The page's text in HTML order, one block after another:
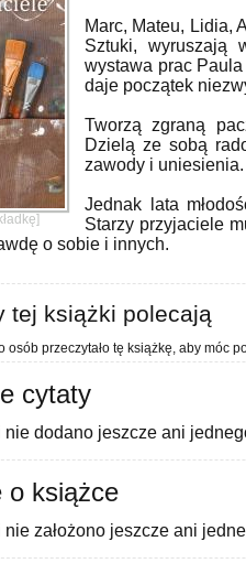
]
Marc, Mateu, Lidia,
Sztuki, wyruszają
wystawa prac
daje początek
Tworzą zgraną
Dzielą ze sobą
zawody i uniesienia.
Jednak lata
Starzy przyjaciele
o sobie i innych.
tej książki polecają
osób przeczytało tę książkę, aby móc
cytaty
nie dodano jeszcze ani
o książce
nie założono jeszcze ani